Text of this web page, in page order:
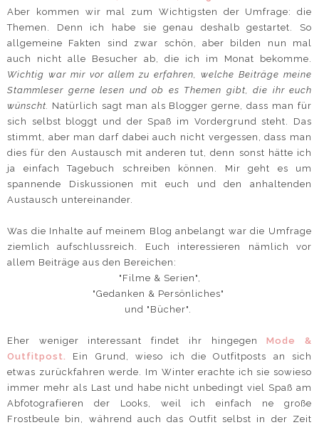
Aber kommen wir mal zum Wichtigsten der Umfrage: die
Themen. Denn ich habe sie genau deshalb gestartet. So
allgemeine Fakten sind zwar schön, aber bilden nun mal
auch nicht alle Besucher ab, die ich im Monat bekomme.
Wichtig war mir vor allem zu erfahren, welche Beiträge meine
Stammleser gerne lesen und ob es Themen gibt, die ihr euch
wünscht. Natürlich sagt man als Blogger gerne, dass man für
sich selbst bloggt und der Spaß im Vordergrund steht. Das
stimmt, aber man darf dabei auch nicht vergessen, dass man
dies für den Austausch mit anderen tut, denn sonst hätte ich
ja einfach Tagebuch schreiben können. Mir geht es um
spannende Diskussionen mit euch und den anhaltenden
Austausch untereinander.
Was die Inhalte auf meinem Blog anbelangt war die Umfrage
ziemlich aufschlussreich. Euch interessieren nämlich vor
allem Beiträge aus den Bereichen:
"Filme & Serien",
"Gedanken & Persönliches"
und "Bücher".
Eher weniger interessant findet ihr hingegenMode &
Outfitpost.
Ein Grund, wieso ich die Outfitposts an sich
etwas zurückfahren werde. Im Winter erachte ich sie sowieso
immer mehr als Last und habe nicht unbedingt viel Spaß am
Abfotografieren der Looks, weil ich einfach ne große
Frostbeule bin, während auch das Outfit selbst in der Zeit